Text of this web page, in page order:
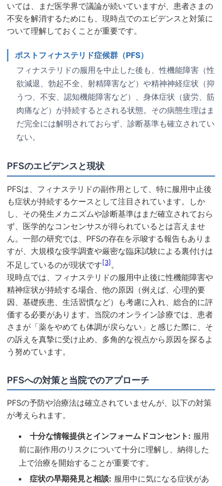
いては、まだ医学界で議論が続いていますが、患者さまの
不安を解消するためにも、現時点でのエビデンスと対策に
ついて理解しておくことが重要です。
ポストフィナステリド症候群（PFS）
フィナステリドの服用を中止した後も、性機能障害（性
欲減退、勃起不全、射精障害など）や精神神経症状（抑
うつ、不安、認知機能障害など）、身体症状（疲労、筋
肉痛など）が持続するとされる状態。その病態生理はま
だ完全には解明されておらず、診断基準も確立されてい
ない。
PFSのエビデンスと現状
PFSは、フィナステリドの副作用として、特に服用中止後
も症状が持続するケースとして注目されています。しか
し、その発生メカニズムや診断基準はまだ確立されておら
ず、医学的なコンセンサスが得られているとは言えませ
ん。一部の研究では、PFSの存在を示唆する報告もありま
すが、大規模な疫学調査や厳密な臨床試験による裏付けは
不足しているのが現状です[3] 。
現時点では、フィナステリドの服用中止後に性機能障害や
精神症状が持続する場合、他の原因（例えば、心理的要
因、基礎疾患、生活習慣など）も考慮に入れ、総合的に評
価する必要があります。当院のオンライン診療では、患者
さまが「薬をやめても体調が戻らない」と感じた際に、そ
の訴えを真摯に受け止め、多角的な視点から原因を探るよ
う努めています。
PFSへの対策と当院でのアプローチ
PFSの予防や治療法は確立されていませんが、以下の対策
が考えられます。
十分な情報提供とインフォームドコンセント: 服用
前に副作用のリスクについて十分に理解し、納得した
上で治療を開始することが重要です。
症状の早期発見と相談: 服用中に気になる症状があ